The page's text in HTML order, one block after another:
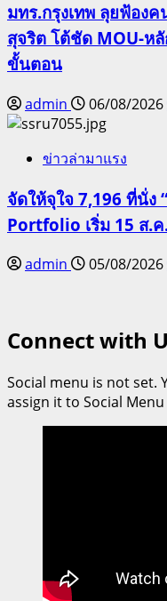
มทร.กรุงเทพ ลุยฟ้อง
สุจริต โต้ชัด MOU-ห
ขั้นตอน
admin 06/08/2026
ข่าวล่ามาแรง
จัดให้จุใจ 7,196 ที่นั่ง
Portfolio เริ่ม 15 ส.
admin 05/08/2026
Connect with
Social menu is not set.
assign it to Social